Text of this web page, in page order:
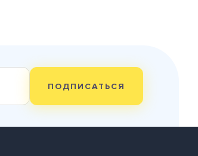
ПОДПИСАТЬСЯ